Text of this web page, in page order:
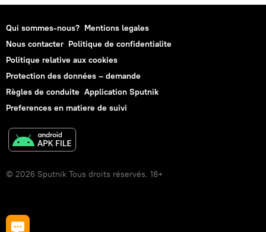
Qui sommes-nous? Mentions legales
Nous contacter Politique de confidentialite
Politique relative aux cookies
Protection des données – demande
Règles de conduite Application Sputnik
Preferences en matiere de suivi
© 2026 Sputnik Tous droits réservés. 18+